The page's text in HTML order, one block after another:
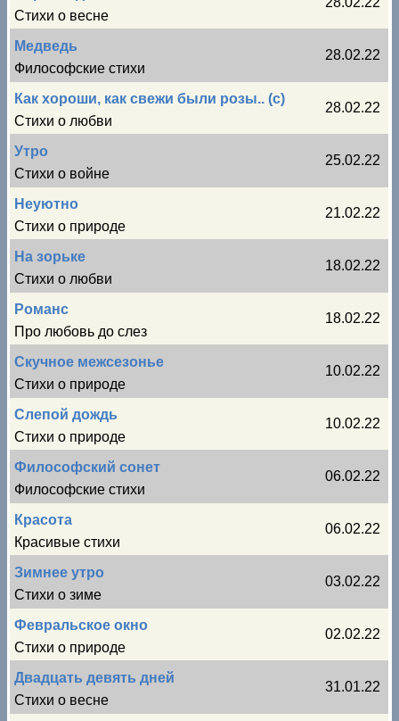
Стихи о весне
Медведь
Философские стихи
28.02.22
Как хороши, как свежи были розы.. (с)
Стихи о любви
28.02.22
Утро
Стихи о войне
25.02.22
Неуютно
Стихи о природе
21.02.22
На зорьке
Стихи о любви
18.02.22
Романс
Про любовь до слез
18.02.22
Скучное межсезонье
Стихи о природе
10.02.22
Слепой дождь
Стихи о природе
10.02.22
Философский сонет
Философские стихи
06.02.22
Красота
Красивые стихи
06.02.22
Зимнее утро
Стихи о зиме
03.02.22
Февральское окно
Стихи о природе
02.02.22
Двадцать девять дней
Стихи о весне
31.01.22